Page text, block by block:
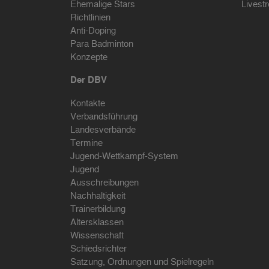
Ehemalige Stars
Richtlinien
Anti-Doping
Para Badminton
Konzepte
Der DBV
Kontakte
Verbandsführung
Landesverbände
Termine
Jugend-Wettkampf-System
Jugend
Ausschreibungen
Nachhaltigkeit
Trainerbildung
Altersklassen
Wissenschaft
Schiedsrichter
Satzung, Ordnungen und Spielregeln